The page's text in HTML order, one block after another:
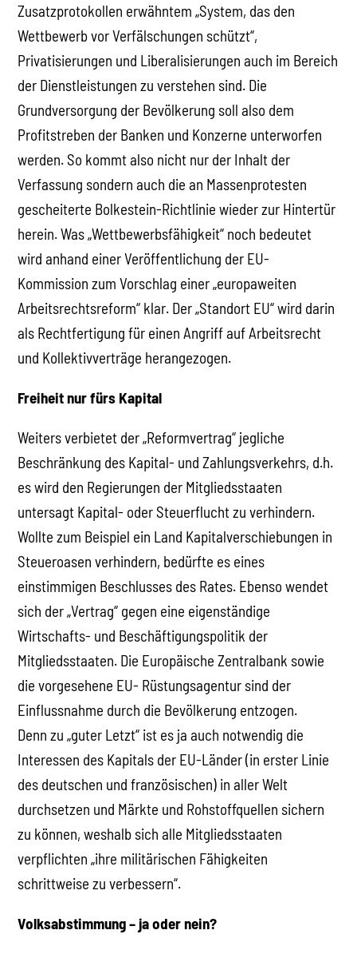
Zusatzprotokollen erwähntem „System, das den
Wettbewerb vor Verfälschungen schützt“,
Privatisierungen und Liberalisierungen auch im Bereich
der Dienstleistungen zu verstehen sind. Die
Grundversorgung der Bevölkerung soll also dem
Profitstreben der Banken und Konzerne unterworfen
werden. So kommt also nicht nur der Inhalt der
Verfassung sondern auch die an Massenprotesten
gescheiterte Bolkestein-Richtlinie wieder zur Hintertür
herein. Was „Wettbewerbsfähigkeit“ noch bedeutet
wird anhand einer Veröffentlichung der EU-
Kommission zum Vorschlag einer „europaweiten
Arbeitsrechtsreform“ klar. Der „Standort EU“ wird darin
als Rechtfertigung für einen Angriff auf Arbeitsrecht
und Kollektivverträge herangezogen.
Freiheit nur fürs Kapital
Weiters verbietet der „Reformvertrag“ jegliche
Beschränkung des Kapital- und Zahlungsverkehrs, d.h.
es wird den Regierungen der Mitgliedsstaaten
untersagt Kapital- oder Steuerflucht zu verhindern.
Wollte zum Beispiel ein Land Kapitalverschiebungen in
Steueroasen verhindern, bedürfte es eines
einstimmigen Beschlusses des Rates. Ebenso wendet
sich der „Vertrag“ gegen eine eigenständige
Wirtschafts- und Beschäftigungspolitik der
Mitgliedsstaaten. Die Europäische Zentralbank sowie
die vorgesehene EU- Rüstungsagentur sind der
Einflussnahme durch die Bevölkerung entzogen.
Denn zu „guter Letzt“ ist es ja auch notwendig die
Interessen des Kapitals der EU-Länder (in erster Linie
des deutschen und französischen) in aller Welt
durchsetzen und Märkte und Rohstoffquellen sichern
zu können, weshalb sich alle Mitgliedsstaaten
verpflichten „ihre militärischen Fähigkeiten
schrittweise zu verbessern“.
Volksabstimmung – ja oder nein?